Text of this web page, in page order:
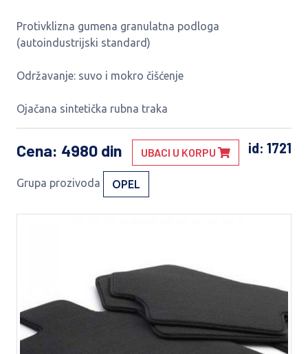
Protivklizna gumena granulatna podloga
(autoindustrijski standard)
Održavanje: suvo i mokro čišćenje
Ojačana sintetička rubna traka
Cena: 4980 din id: 1721
UBACI U KORPU
Grupa prozivoda OPEL